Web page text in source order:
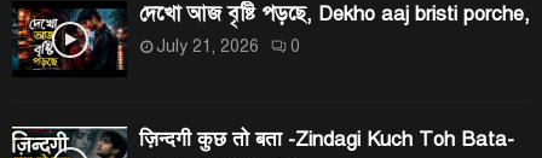
দেখো আজ বৃষ্টি পড়ছে, Dekho aaj bristi porche,
July 21, 2026 0
ज़िन्दगी कुछ तो बता -Zindagi Kuch Toh Bata-